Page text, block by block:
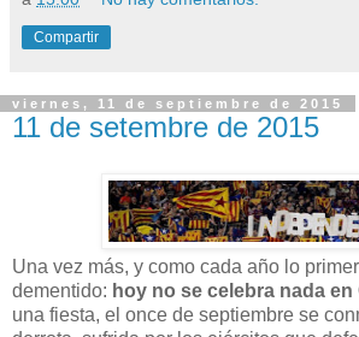
Compartir
viernes, 11 de septiembre de 2015
11 de setembre de 2015
Una vez más, y como cada año lo
dementido: hoy no se celebra nada
una fiesta, el once de septiembre se